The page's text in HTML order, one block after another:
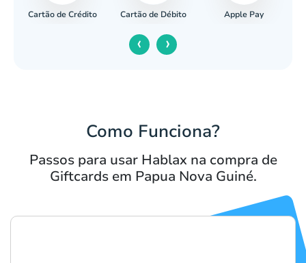
Cartão de Crédito Cartão de Débito Apple Pay
‹ ›
Como Funciona?
Passos para usar Hablax na compra de
Giftcards em Papua Nova Guiné.